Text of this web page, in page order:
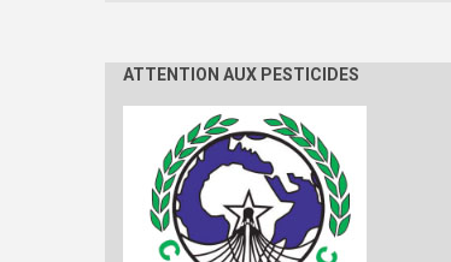
ATTENTION AUX PESTICIDES